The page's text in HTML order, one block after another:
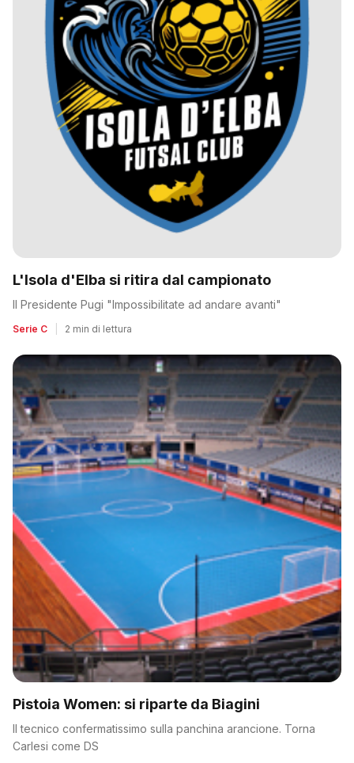
L'Isola d'Elba si ritira dal campionato
Il Presidente Pugi "Impossibilitate ad andare avanti"
Serie C 2 min di lettura
Pistoia Women: si riparte da Biagini
Il tecnico confermatissimo sulla panchina arancione. Torna
Carlesi come DS